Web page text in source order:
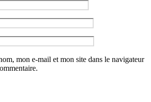
mon e-mail et mon site dans le navigateur